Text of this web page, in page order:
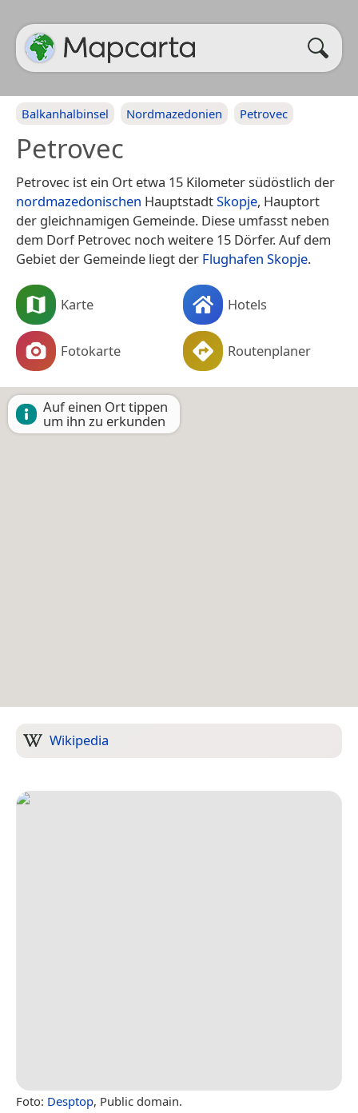
Balkanhalbinsel Nordmazedonien Petrovec
Petrovec
Petrovec ist ein Ort etwa 15 Kilometer südöstlich der
nordmazedonischen HauptstadtSkopje, Hauptort
der gleichnamigen Gemeinde. Diese umfasst neben
dem Dorf Petrovec noch weitere 15 Dörfer. Auf dem
Gebiet der Gemeinde liegt der Flughafen Skopje.
Karte Hotels
Fotokarte Routenplaner
Auf einen Ort tippen
um ihn zu erkunden
Wikipedia
Foto: Desptop, Public domain.